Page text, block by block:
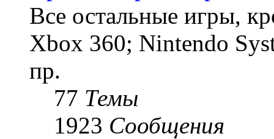
Все остальные игры,
Xbox 360; Nintendo
пр.
77 Темы
1923 Сообщения